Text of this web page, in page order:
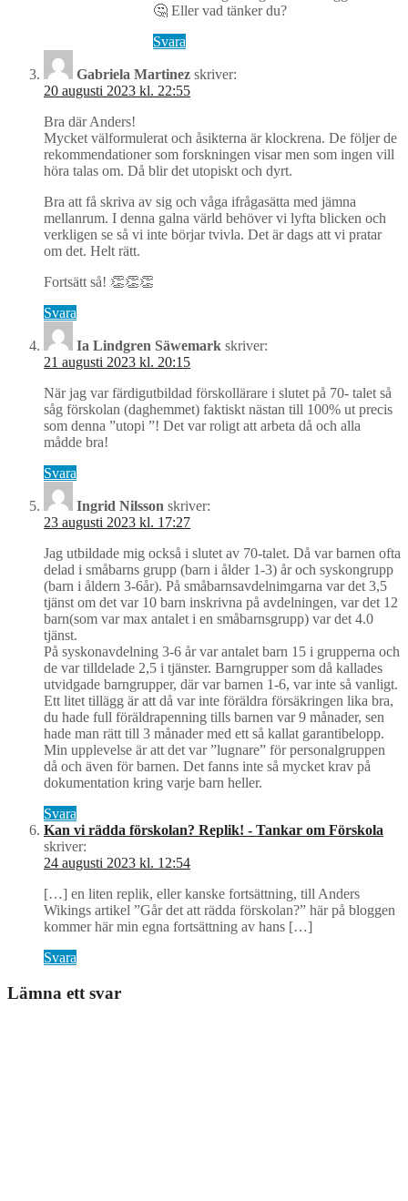
🤔 Eller vad tänker du?
Svara
Gabriela Martinez skriver:
20 augusti 2023 kl. 22:55
Bra där Anders!
Mycket välformulerat och åsikterna är klockrena. De följer de
rekommendationer som forskningen visar men som ingen vill
höra talas om. Då blir det utopiskt och dyrt.
Bra att få skriva av sig och våga ifrågasätta med jämna
mellanrum. I denna galna värld behöver vi lyfta blicken och
verkligen se så vi inte börjar tvivla. Det är dags att vi pratar
om det. Helt rätt.
Fortsätt så! 👏👏👏
Svara
Ia Lindgren Säwemark skriver:
21 augusti 2023 kl. 20:15
När jag var färdigutbildad förskollärare i slutet på 70- talet så
såg förskolan (daghemmet) faktiskt nästan till 100% ut precis
som denna ”utopi ”! Det var roligt att arbeta då och alla
mådde bra!
Svara
Ingrid Nilsson skriver:
23 augusti 2023 kl. 17:27
Jag utbildade mig också i slutet av 70-talet. Då var barnen ofta
delad i småbarns grupp (barn i ålder 1-3) år och syskongrupp
(barn i åldern 3-6år). På småbarnsavdelnimgarna var det 3,5
tjänst om det var 10 barn inskrivna på avdelningen, var det 12
barn(som var max antalet i en småbarnsgrupp) var det 4.0
tjänst.
På syskonavdelning 3-6 år var antalet barn 15 i grupperna och
de var tilldelade 2,5 i tjänster. Barngrupper som då kallades
utvidgade barngrupper, där var barnen 1-6, var inte så vanligt.
Ett litet tillägg är att då var inte föräldra försäkringen lika bra,
du hade full föräldrapenning tills barnen var 9 månader, sen
hade man rätt till 3 månader med ett så kallat garantibelopp.
Min upplevelse är att det var ”lugnare” för personalgruppen
då och även för barnen. Det fanns inte så mycket krav på
dokumentation kring varje barn heller.
Svara
Kan vi rädda förskolan? Replik! - Tankar om Förskola
skriver:
24 augusti 2023 kl. 12:54
[…] en liten replik, eller kanske fortsättning, till Anders
Wikings artikel ”Går det att rädda förskolan?” här på bloggen
kommer här min egna fortsättning av hans […]
Svara
Lämna ett svar